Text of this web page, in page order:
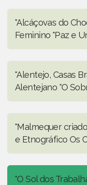
"Alcáçovas do
Feminino "Paz e
"Alentejo, Casas
Alentejano "O
"Malmequer
e Etnográfico Os
"O Sol dos